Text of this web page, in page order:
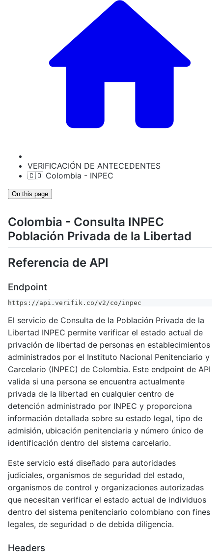
VERIFICACIÓN DE ANTECEDENTES
🇨🇴 Colombia - INPEC
On this page
Colombia - Consulta INPEC
Población Privada de la Libertad
Referencia de API
Endpoint
https://api.verifik.co/v2/co/inpec
El servicio de Consulta de la Población Privada de la
Libertad INPEC permite verificar el estado actual de
privación de libertad de personas en establecimientos
administrados por el Instituto Nacional Penitenciario y
Carcelario (INPEC) de Colombia. Este endpoint de API
valida si una persona se encuentra actualmente
privada de la libertad en cualquier centro de
detención administrado por INPEC y proporciona
información detallada sobre su estado legal, tipo de
admisión, ubicación penitenciaria y número único de
identificación dentro del sistema carcelario.
Este servicio está diseñado para autoridades
judiciales, organismos de seguridad del estado,
organismos de control y organizaciones autorizadas
que necesitan verificar el estado actual de individuos
dentro del sistema penitenciario colombiano con fines
legales, de seguridad o de debida diligencia.
Headers